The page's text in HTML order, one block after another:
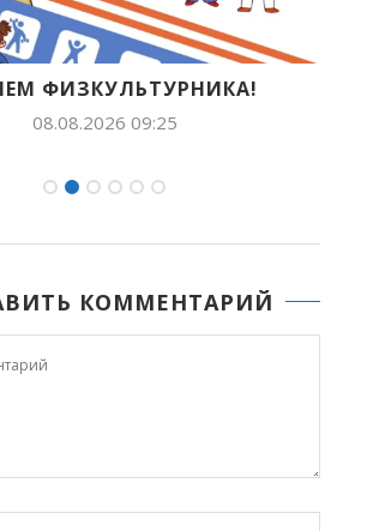
ФИЗКУЛЬТУРНИКА!
08.08.2026 09:25
КОММЕНТАРИЙ